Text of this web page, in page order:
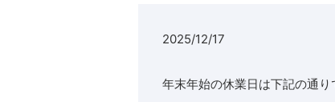
2025/12/17
年末年始の休業日は下記の通り